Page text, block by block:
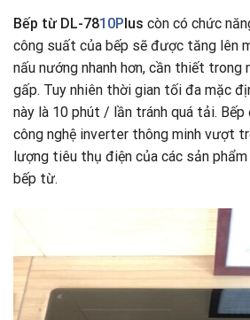
Bếp từ DL-7810P lus còn có chức
công suất của bếp sẽ được tăng lên
nấu nướng nhanh hơn, cần thiết trong
gấp. Tuy nhiên thời gian tối đa mặc
này là 10 phút / lần tránh quá tải.
công nghệ inverter thông minh vượt
lượng tiêu thụ điện của các sản
bếp từ.